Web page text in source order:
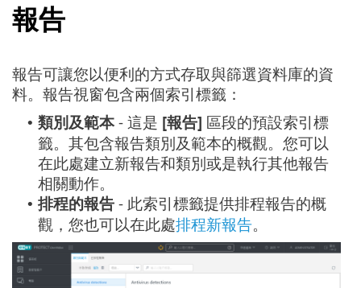
報告
報告可讓您以便利的方式存取與篩選資料庫的資
料。報告視窗包含兩個索引標籤：
• 類別及範本 - 這是 [報告] 區段的預設索引標
籤。其包含報告類別及範本的概觀。您可以
在此處建立新報告和類別或是執行其他報告
相關動作。
• 排程的報告 - 此索引標籤提供排程報告的概
觀，您也可以在此處排程新報告。